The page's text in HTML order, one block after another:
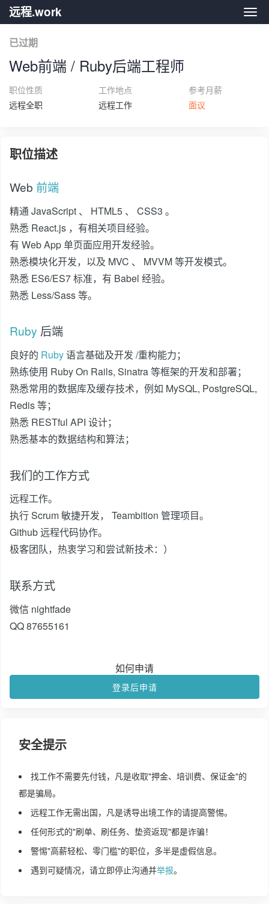
远
远程.work
已过期
Web前端 / Ruby后端工程师
职位性质
远程全职
工作地点
远程工作
参考月薪
面议
职位描述
Web 前端
精通 JavaScript 、 HTML5 、 CSS3 。
熟悉 React.js ，有相关项目经验。
有 Web App 单页面应用开发经验。
熟悉模块化开发，以及 MVC 、 MVVM 等开发模式。
熟悉 ES6/ES7 标准，有 Babel 经验。
熟悉 Less/Sass 等。
Ruby 后端
良好的 Ruby语言基础及开发 /重构能力；
熟练使用 Ruby On Rails, Sinatra 等框架的开发和部署；
熟悉常用的数据库及缓存技术，例如 MySQL, PostgreSQL,
Redis 等；
熟悉 RESTful API 设计；
熟悉基本的数据结构和算法；
我们的工作方式
远程工作。
执行 Scrum 敏捷开发， Teambition 管理项目。
Github 远程代码协作。
极客团队，热衷学习和尝试新技术：）
联系方式
微信 nightfade
QQ 87655161
如何申请
登录后申请
安全提示
找工作不需要先付钱，凡是收取"押金、培训费、保证金"的
都是骗局。
远程工作无需出国，凡是诱导出境工作的请提高警惕。
任何形式的"刷单、刷任务、垫资返现"都是诈骗！
警惕"高薪轻松、零门槛"的职位，多半是虚假信息。
遇到可疑情况，请立即停止沟通并举报。